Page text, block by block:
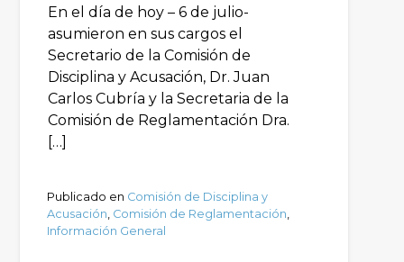
En el día de hoy – 6 de julio-
asumieron en sus cargos el
Secretario de la Comisión de
Disciplina y Acusación, Dr. Juan
Carlos Cubría y la Secretaria de la
Comisión de Reglamentación Dra.
[…]
Publicado en Comisión de Disciplina y
Acusación, Comisión de Reglamentación,
Información General